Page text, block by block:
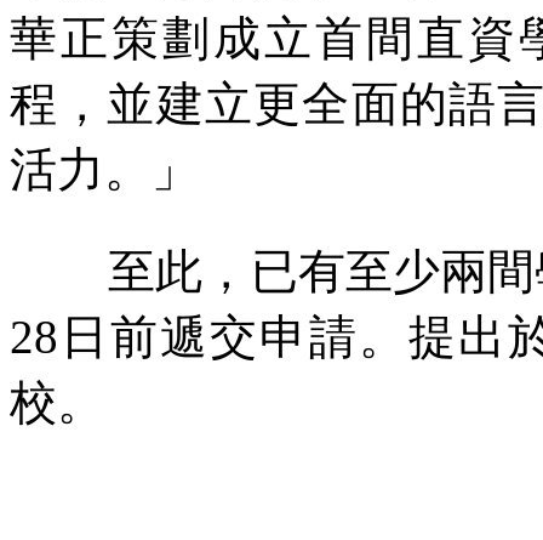
華正策劃成立首間直資
程，並建立更全面的語
活力。」
至此，已有至少兩
28 日前遞交申請。提出
校。